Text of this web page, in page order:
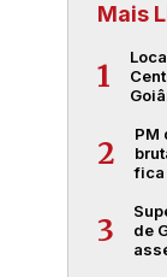
Mais
1
2
PM
fica
3
de